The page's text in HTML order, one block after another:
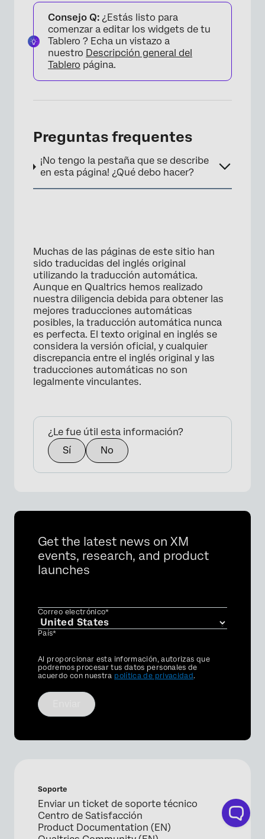
×
Consejo Q: ¿Estás listo para
comenzar a editar los widgets de tu
Tablero ? Echa un vistazo a
nuestro Descripción general del
Tablero página.
Preguntas frequentes
¡No tengo la pestaña que se describe
en esta página! ¿Qué debo hacer?
Muchas de las páginas de este sitio han
sido traducidas del inglés original
utilizando la traducción automática.
Aunque en Qualtrics hemos realizado
nuestra diligencia debida para obtener las
mejores traducciones automáticas
posibles, la traducción automática nunca
es perfecta. El texto original en inglés se
considera la versión oficial, y cualquier
discrepancia entre el inglés original y las
traducciones automáticas no son
legalmente vinculantes.
¿Le fue útil esta información?
Sí
No
Get the latest news on XM
events, research, and product
launches
Correo electrónico*
País*
Privacy
Optin
Al proporcionar esta información, autorizas que
podremos procesar tus datos personales de
acuerdo con nuestra política de privacidad.
Soporte
Enviar un ticket de soporte técnico
Centro de Satisfacción
Product Documentation (EN)